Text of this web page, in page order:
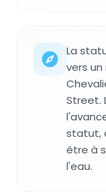
La
vers
Street.
statut,
être à
l'eau.